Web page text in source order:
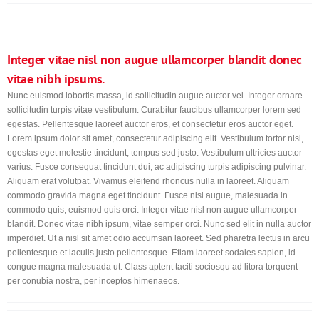
Integer vitae nisl non augue ullamcorper blandit donec
vitae nibh ipsums.
Nunc euismod lobortis massa, id sollicitudin augue auctor vel. Integer ornare
sollicitudin turpis vitae vestibulum. Curabitur faucibus ullamcorper lorem sed
egestas. Pellentesque laoreet auctor eros, et consectetur eros auctor eget.
Lorem ipsum dolor sit amet, consectetur adipiscing elit. Vestibulum tortor nisi,
egestas eget molestie tincidunt, tempus sed justo. Vestibulum ultricies auctor
varius. Fusce consequat tincidunt dui, ac adipiscing turpis adipiscing pulvinar.
Aliquam erat volutpat. Vivamus eleifend rhoncus nulla in laoreet. Aliquam
commodo gravida magna eget tincidunt. Fusce nisi augue, malesuada in
commodo quis, euismod quis orci. Integer vitae nisl non augue ullamcorper
blandit. Donec vitae nibh ipsum, vitae semper orci. Nunc sed elit in nulla auctor
imperdiet. Ut a nisl sit amet odio accumsan laoreet. Sed pharetra lectus in arcu
pellentesque et iaculis justo pellentesque. Etiam laoreet sodales sapien, id
congue magna malesuada ut. Class aptent taciti sociosqu ad litora torquent
per conubia nostra, per inceptos himenaeos.